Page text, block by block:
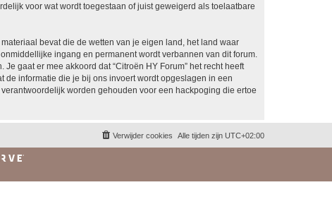
voor wat wordt toegestaan of juist geweigerd als toelaatbare
bevat die de wetten van je eigen land, het land waar
ingang en permanent wordt verbannen van dit forum.
gaat er mee akkoord dat “Citroën HY Forum” het recht heeft
de informatie die je bij ons invoert wordt opgeslagen in een
worden gehouden voor een hackpoging die ertoe
Alle tijden zijn UTC+02:00
Verwijder cookies